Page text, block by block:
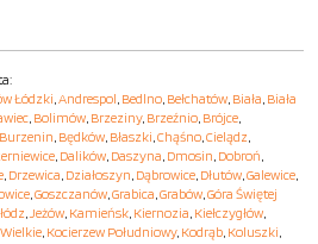
Łódzki,Andrespol, Bedlno, Bełchatów, Biała, Biała
, Bolimów, Brzeziny, Brzeźnio, Brójce,
Burzenin, Będków, Błaszki,Chąśno,Cielądz,
, Dalików, Daszyna, Dmosin, Dobroń,
, Drzewica, Działoszyn, Dąbrowice, Dłutów,Galewice,
,Goszczanów,Grabica,Grabów,Góra Świętej
,Jeżów, Kamieńsk, Kiernozia, Kiełczygłów,
, Kocierzew Południowy, Kodrąb, Koluszki,